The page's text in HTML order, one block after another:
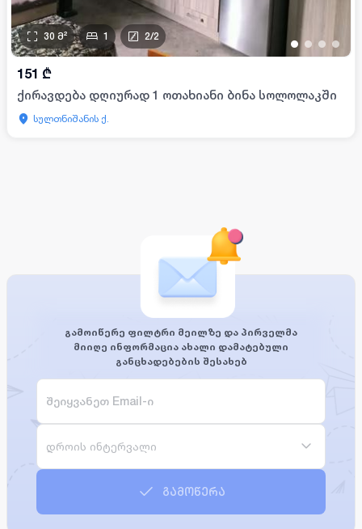
• • • •
30 მ² 1 2/2
151 ₾
ქირავდება დღიურად 1 ოთახიანი ბინა სოლოლაკში
სულთნიშანის ქ.
გამოიწერე ფილტრი მეილზე და პირველმა
მიიღე ინფორმაცია ახალი დამატებული
განცხადებების შესახებ
დროის ინტერვალი
გამოწერა